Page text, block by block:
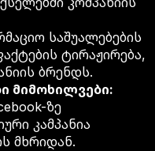
საშუალებების
ტირაჟირება,
ბრენდს.
მიმოხილვები:
ზე
კამპანია
მხრიდან.